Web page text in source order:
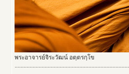
พระอาจารย์จิระวัฒน์ อตฺตรกฺโข
............................................................................